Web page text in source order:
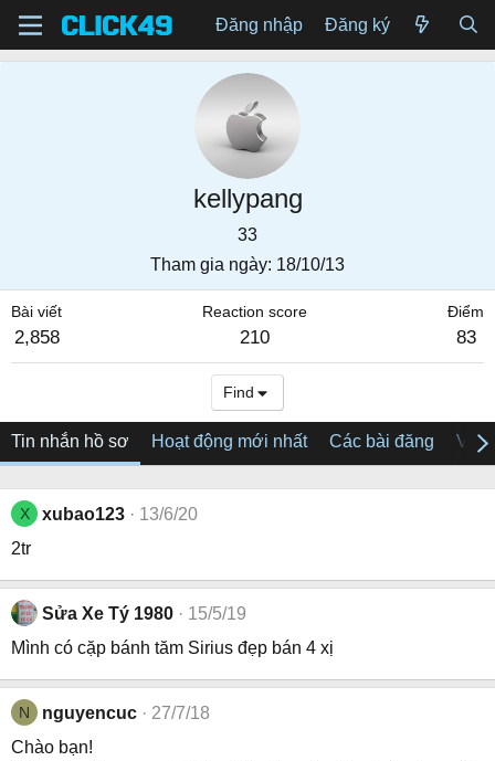
Đăng nhập Đăng ký
kellypang
33
Tham gia ngày 18/10/13
Bài viết
2,858
Reaction score
210
Điểm
83
Find
Tin nhắn hồ sơ Hoạt động mới nhất Các bài đăng Về
X xubao123
13/6/20
2tr
Sửa Xe Tý 1980
15/5/19
Mình có cặp bánh tăm Sirius đẹp bán 4 xị
N nguyencuc
27/7/18
Chào bạn!